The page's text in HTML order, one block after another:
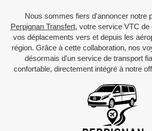
Nous sommes fiers d'annoncer notre
Perpignan Transfert, votre service VTC de
vos déplacements vers et depuis les
région. Grâce à cette collaboration, nos
désormais d'un service de transport
confortable, directement intégré à notre